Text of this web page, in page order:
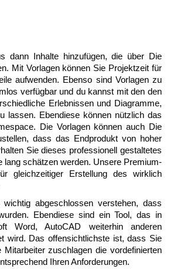
dann Inhalte hinzufügen, die über Die
Mit Vorlagen können Sie Projektzeit für
aufwenden. Ebenso sind Vorlagen zu
verfügbar und du kannst mit den den
Erlebnissen und Diagramme,
lassen. Ebendiese können nützlich das
Die Vorlagen können auch Die
dass das Endprodukt von hoher
Sie dieses professionell gestaltetes
lang schätzen werden. Unsere Premium-
gleichzeitiger Erstellung des wirklich
abgeschlossen verstehen, dass
Ebendiese sind ein Tool, das in
Word, AutoCAD weiterhin anderen
wird. Das offensichtlichste ist, dass Sie
zuschlagen die vordefinierten
Ihren Anforderungen.